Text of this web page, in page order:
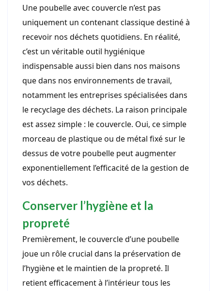
Une poubelle avec couvercle n’est pas
uniquement un contenant classique destiné à
recevoir nos déchets quotidiens. En réalité,
c’est un véritable outil hygiénique
indispensable aussi bien dans nos maisons
que dans nos environnements de travail,
notamment les entreprises spécialisées dans
le recyclage des déchets. La raison principale
est assez simple : le couvercle. Oui, ce simple
morceau de plastique ou de métal fixé sur le
dessus de votre poubelle peut augmenter
exponentiellement l’efficacité de la gestion de
vos déchets.
Conserver l’hygiène et la
propreté
Premièrement, le couvercle d’une poubelle
joue un rôle crucial dans la préservation de
l’hygiène et le maintien de la propreté. Il
retient efficacement à l’intérieur tous les